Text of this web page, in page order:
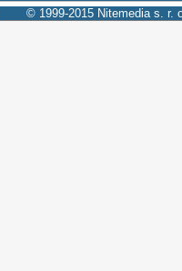
© 1999-2015 Nitemedia s. r.